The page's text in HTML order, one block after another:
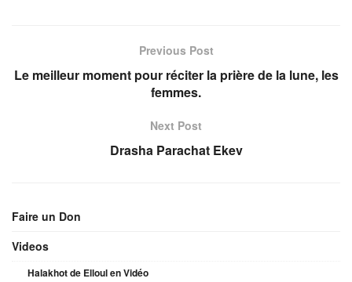
Previous Post
Le meilleur moment pour réciter la prière de la lune, les
femmes.
Next Post
Drasha Parachat Ekev
Faire un Don
Videos
Halakhot de Elloul en Vidéo